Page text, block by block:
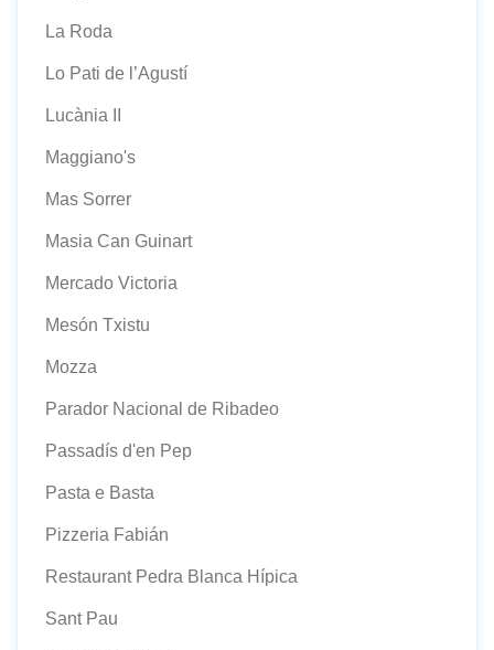
La Roda
Lo Pati de l’Agustí
Lucània II
Maggiano's
Mas Sorrer
Masia Can Guinart
Mercado Victoria
Mesón Txistu
Mozza
Parador Nacional de Ribadeo
Passadís d'en Pep
Pasta e Basta
Pizzeria Fabián
Restaurant Pedra Blanca Hípica
Sant Pau